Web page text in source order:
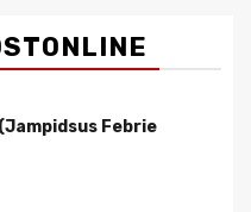
(Jampidsus Febrie